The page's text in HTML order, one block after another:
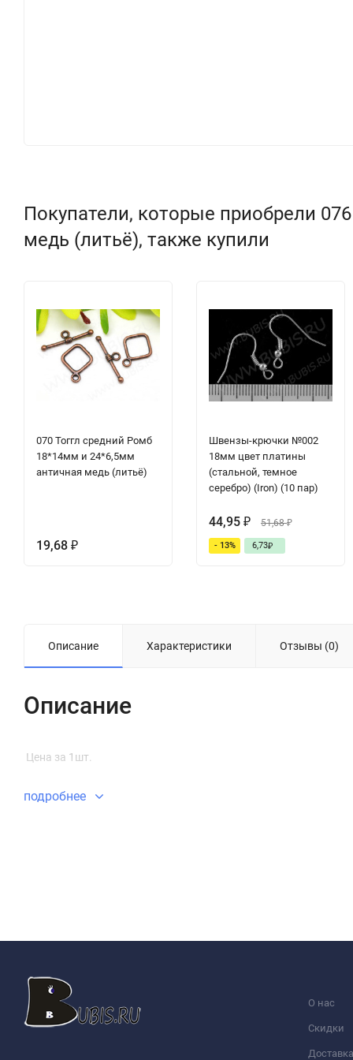
Покупатели, которые приобрели
медь (литьё), также купили
070 Тоггл средний Ромб
18*14мм и 24*6,5мм
античная медь (литьё)
19,68 ₽
Швензы-крючки №002
18мм цвет платины
(стальной, темное
серебро) (Iron) (10 пар)
44,95 ₽ 51,68₽
- 13% 6,73₽
Описание Характеристики Отзывы (0)
Описание
Цена за 1шт.
подробнее
О нас
Скидки
Доставка